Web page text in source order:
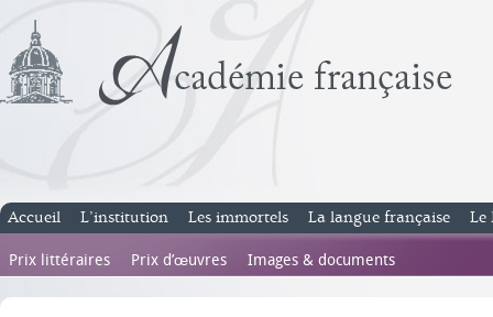
Accueil L’institution Les immortels La langue française Le
Prix littéraires Prix d’œuvres Images & documents